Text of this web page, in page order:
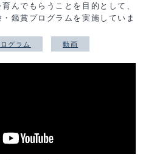
んでもらうことを目的として、
鑑賞プログラムを実施していま
グラム 動画